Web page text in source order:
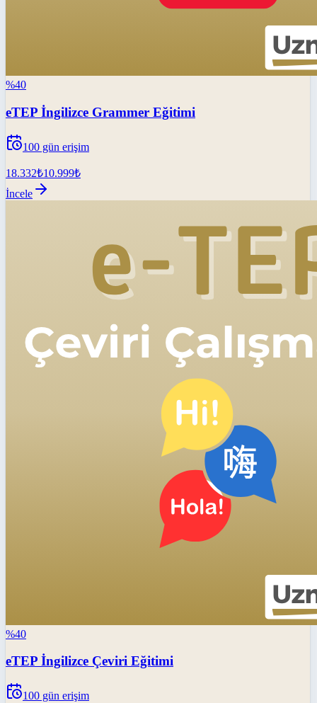
%40
eTEP İngilizce Grammer Eğitimi
100 gün erişim
18.332₺10.999₺
İncele
%40
eTEP İngilizce Çeviri Eğitimi
100 gün erişim